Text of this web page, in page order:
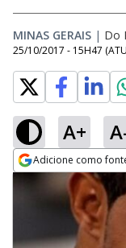
MINAS GERAIS | Do
25/10/2017 - 15H47
A+
Adicione como
Opens in new